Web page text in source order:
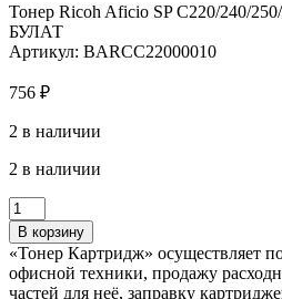
Тонер Ricoh Aficio SP C220/240/
БУЛАТ
Артикул: BARCC22000010
756 ₽
2 в наличии
2 в наличии
Количество
товара
Тонер
Ricoh
Aficio
В корзину
«Тонер Картридж» осуществляет
офисной техники, продажу
частей для неё, заправку